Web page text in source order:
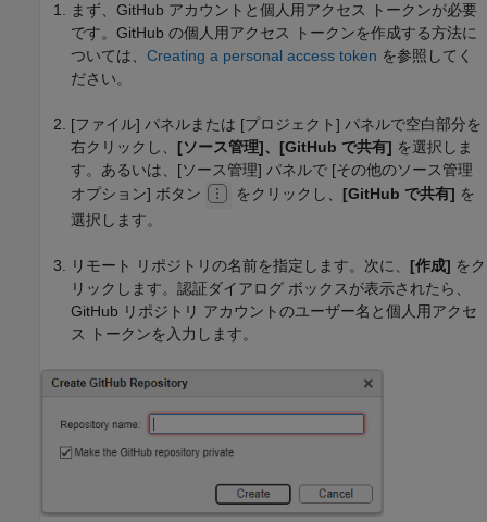
まず、GitHub アカウントと個人用アクセス トークンが必要
です。GitHub の個人用アクセス トークンを作成する方法に
ついては、 Creating a personal access token を参照してく
ださい。
[ファイル] パネルまたは [プロジェクト] パネルで空白部分を
右クリックし、 [ソース管理]、[GitHub で共有] を選択しま
す。あるいは、[ソース管理] パネルで [その他のソース管理
オプション] ボタン
をクリックし、 [GitHub で共有] を
選択します。
リモート リポジトリの名前を指定します。次に、 [作成] をク
リックします。認証ダイアログ ボックスが表示されたら、
GitHub リポジトリ アカウントのユーザー名と個人用アクセ
ス トークンを入力します。